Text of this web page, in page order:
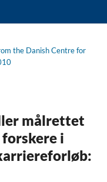
the Danish Centre for
målrettet
i